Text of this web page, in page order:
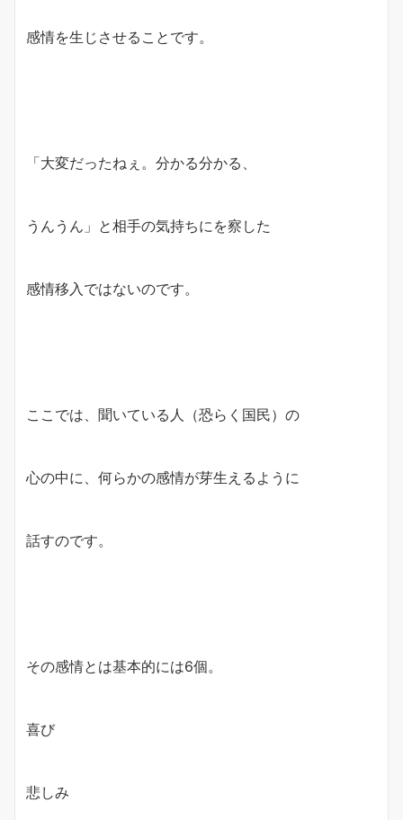
感情を生じさせることです。
「大変だったねぇ。分かる分かる、
うんうん」と相手の気持ちにを察した
感情移入ではないのです。
ここでは、聞いている人（恐らく国民）の
心の中に、何らかの感情が芽生えるように
話すのです。
その感情とは基本的には6個。
喜び
悲しみ